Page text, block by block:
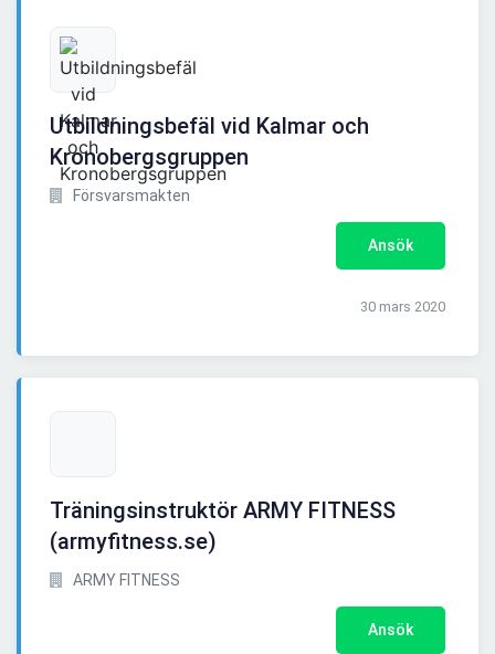
Utbildningsbefäl vid Kalmar och
Kronobergsgruppen
Försvarsmakten
Ansök
30 mars 2020
Träningsinstruktör ARMY FITNESS
(armyfitness.se)
ARMY FITNESS
Ansök